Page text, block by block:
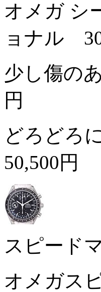
オメガ シ
ョナル
少し傷の
円
どろどろ
50,500円
スピード
オメガス